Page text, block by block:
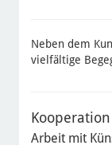
Neben dem
vielfältige
Arbeit mit